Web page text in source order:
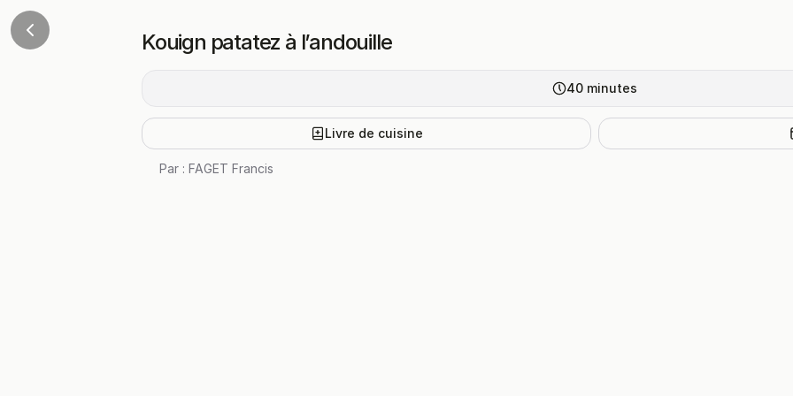
Kouign patatez à l’andouille
40 minutes
Livre de cuisine
Par : FAGET Francis